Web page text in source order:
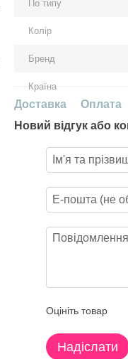
По типу
Колір
Бренд
Країна
Доставка Оплата
Новий відгук або
Оцініть товар
Надіслати